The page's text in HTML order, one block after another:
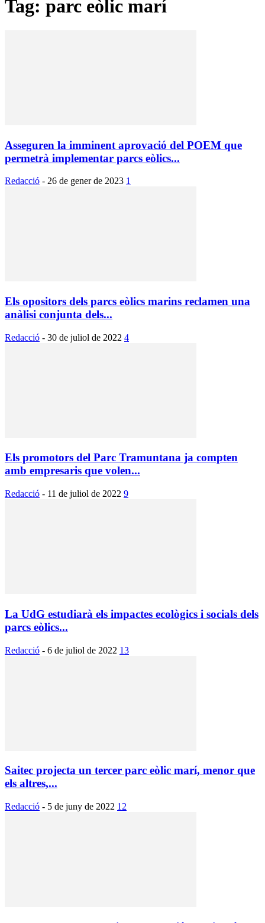
Tag: parc eòlic marí
Asseguren la imminent aprovació del POEM que
permetrà implementar parcs eòlics...
Redacció - 26 de gener de 2023 1
Els opositors dels parcs eòlics marins reclamen una
anàlisi conjunta dels...
Redacció - 30 de juliol de 2022 4
Els promotors del Parc Tramuntana ja compten
amb empresaris que volen...
Redacció - 11 de juliol de 2022 9
La UdG estudiarà els impactes ecològics i socials dels
parcs eòlics...
Redacció - 6 de juliol de 2022 13
Saitec projecta un tercer parc eòlic marí, menor que
els altres,...
Redacció - 5 de juny de 2022 12